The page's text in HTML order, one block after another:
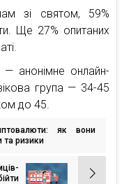
зі святом, 59%
Ще 27% опитаних
— анонімне онлайн-
група — 34-45
до 45.
як вони
та ризики